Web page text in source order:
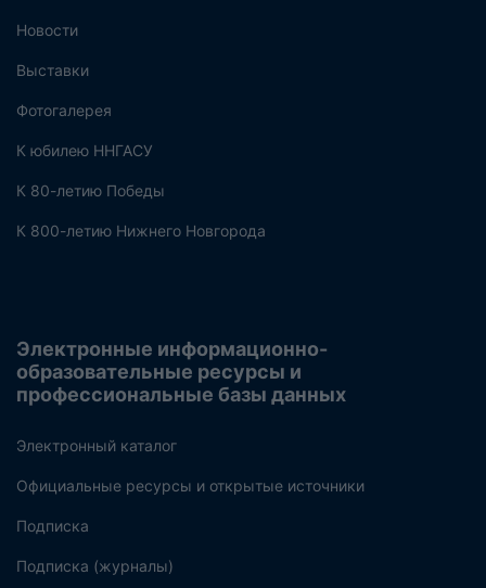
Новости
Выставки
Фотогалерея
К юбилею ННГАСУ
К 80-летию Победы
К 800-летию Нижнего Новгорода
Электронные информационно-
образовательные ресурсы и
профессиональные базы данных
Электронный каталог
Официальные ресурсы и открытые источники
Подписка
Подписка (журналы)